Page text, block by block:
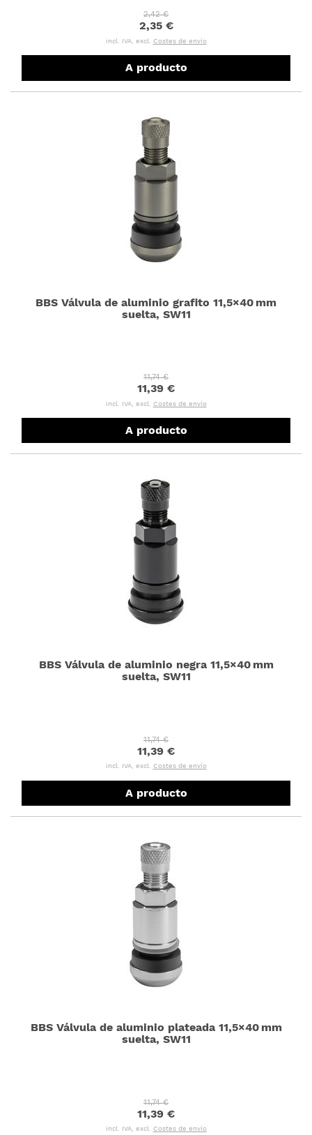
2,42 €
2,35 €
incl. IVA, excl. Costes de envío
A producto
BBS Válvula de aluminio grafito 11,5×40 mm
suelta, SW11
11,74 €
11,39 €
incl. IVA, excl. Costes de envío
A producto
BBS Válvula de aluminio negra 11,5×40 mm
suelta, SW11
11,74 €
11,39 €
incl. IVA, excl. Costes de envío
A producto
BBS Válvula de aluminio plateada 11,5×40 mm
suelta, SW11
11,74 €
11,39 €
incl. IVA, excl. Costes de envío